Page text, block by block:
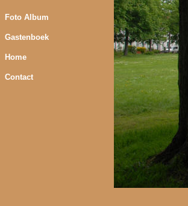
Foto Album
Gastenboek
Home
Contact